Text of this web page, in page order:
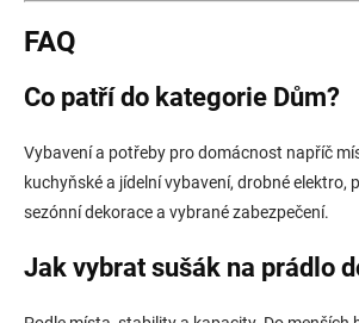
FAQ
Co patří do kategorie Dům?
Vybavení a potřeby pro domácnost napříč
kuchyňské a jídelní vybavení, drobné elektro,
sezónní dekorace a vybrané zabezpečení.
Jak vybrat sušák na prádlo